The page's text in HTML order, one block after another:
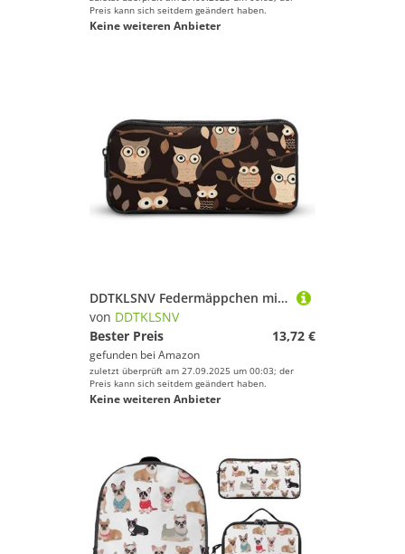
Preis kann sich seitdem geändert haben.
Keine weiteren Anbieter
DDTKLSNV Federmäppchen mit niedlichem Cartoon-Eulen-Design, großes Fassungsvermögen, niedliches Federmäppchen, Make-up-Kosmetiktasche für Damen und Herren
von DDTKLSNV
Bester Preis
13,72 €
gefunden bei Amazon
zuletzt überprüft am 27.09.2025 um 00:03; der
Preis kann sich seitdem geändert haben.
Keine weiteren Anbieter